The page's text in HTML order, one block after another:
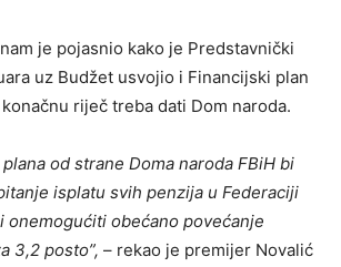
je pojasnio kako je Predstavnički
uz Budžet usvojio i Financijski plan
konačnu riječ treba dati Dom naroda.
od strane Doma naroda FBiH bi
isplatu svih penzija u Federaciji
onemogućiti obećano povećanje
3,2 posto”, – rekao je premijer Novalić